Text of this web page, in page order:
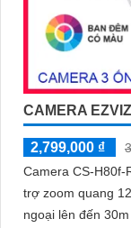
CAMERA
2,799,000 ₫
Camera CS-H80f-
trợ zoom quang
ngoại lên đến